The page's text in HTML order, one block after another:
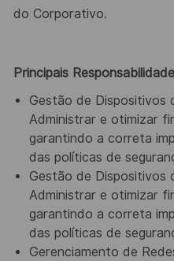
do Corporativo.
Principais
Gestão de Dispositivos
Administrar e otimizar
garantindo a correta
das políticas de
Gestão de Dispositivos
Administrar e otimizar
garantindo a correta
das políticas de
Gerenciamento de